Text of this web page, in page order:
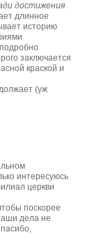
достижения
длинное
историю
заключается
краской и
(уж
интересуюсь
церкви
поскорее
дела не